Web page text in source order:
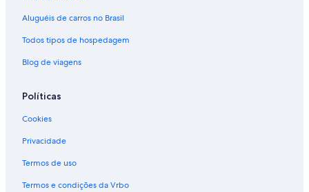
Aluguéis de carros no Brasil
Todos tipos de hospedagem
Blog de viagens
Políticas
Cookies
Privacidade
Termos de uso
Termos e condições da Vrbo